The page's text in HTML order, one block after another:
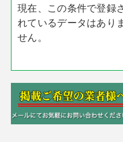
現在、この条件で登録
れているデータはありま
せん。